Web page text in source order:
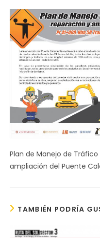
entrada:
Plan de Manejo de
ampliación del Puente
TAMBIÉN PODRÍA